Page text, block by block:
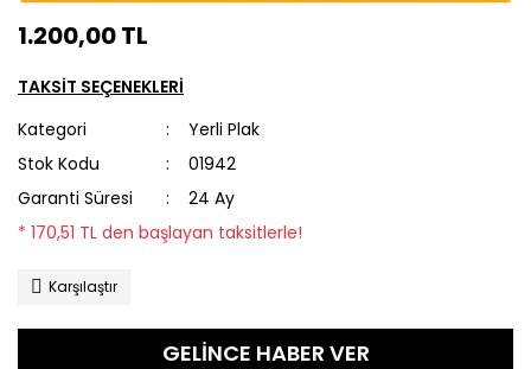
1.200,00 TL
TAKSİT SEÇENEKLERİ
Kategori
Yerli Plak
Stok Kodu
01942
Garanti Süresi
24 Ay
* 170,51 TL den başlayan taksitlerle!
Karşılaştır
GELİNCE HABER VER